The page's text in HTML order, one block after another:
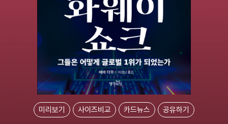
미리보기 사이즈비교 카드뉴스 공유하기